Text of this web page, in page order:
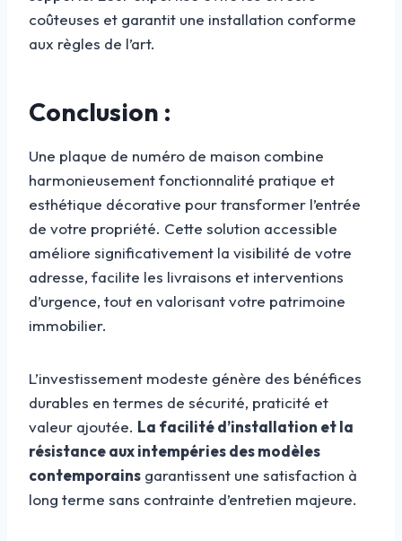
coûteuses et garantit une installation conforme
aux règles de l’art.
Conclusion :
Une plaque de numéro de maison combine
harmonieusement fonctionnalité pratique et
esthétique décorative pour transformer l’entrée
de votre propriété. Cette solution accessible
améliore significativement la visibilité de votre
adresse, facilite les livraisons et interventions
d’urgence, tout en valorisant votre patrimoine
immobilier.
L’investissement modeste génère des bénéfices
durables en termes de sécurité, praticité et
valeur ajoutée. La facilité d’installation et la
résistance aux intempéries des modèles
contemporains garantissent une satisfaction à
long terme sans contrainte d’entretien majeure.